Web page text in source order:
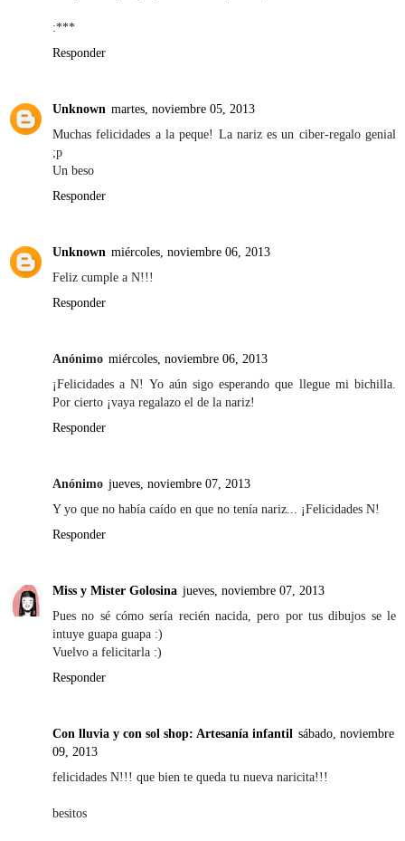
:***
Responder
Unknown martes, noviembre 05, 2013
Muchas felicidades a la peque! La nariz es un ciber-regalo genial
;p
Un beso
Responder
Unknown miércoles, noviembre 06, 2013
Feliz cumple a N!!!
Responder
Anónimo miércoles, noviembre 06, 2013
¡Felicidades a N! Yo aún sigo esperando que llegue mi bichilla.
Por cierto ¡vaya regalazo el de la nariz!
Responder
Anónimo jueves, noviembre 07, 2013
Y yo que no había caído en que no tenía nariz... ¡Felicidades N!
Responder
Miss y Mister Golosina jueves, noviembre 07, 2013
Pues no sé cómo sería recién nacida, pero por tus dibujos se le
intuye guapa guapa :)
Vuelvo a felicitarla :)
Responder
Con lluvia y con sol shop: Artesanía infantil sábado, noviembre
09, 2013
felicidades N!!! que bien te queda tu nueva naricita!!!
besitos